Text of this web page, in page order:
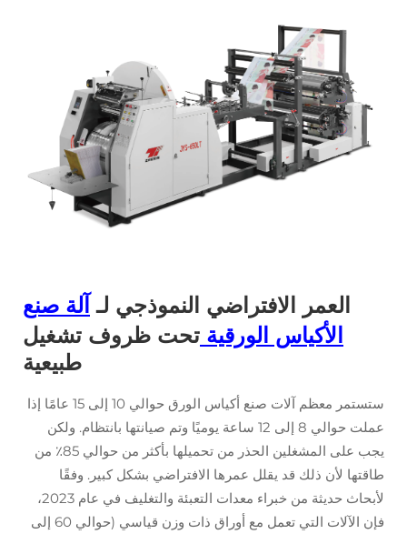
الأسئلة الشائعة
العمر الافتراضي النموذجي لـ آلة صنع
الأكياس الورقية تحت ظروف تشغيل
طبيعية
ستستمر معظم آلات صنع أكياس الورق حوالي 10 إلى 15 عامًا إذا
عملت حوالي 8 إلى 12 ساعة يوميًا وتم صيانتها بانتظام. ولكن
يجب على المشغلين الحذر من تحميلها بأكثر من حوالي 85٪ من
طاقتها لأن ذلك قد يقلل عمرها الافتراضي بشكل كبير. وفقًا
لأبحاث حديثة من خبراء معدات التعبئة والتغليف في عام 2023،
فإن الآلات التي تعمل مع أوراق ذات وزن قياسي (حوالي 60 إلى